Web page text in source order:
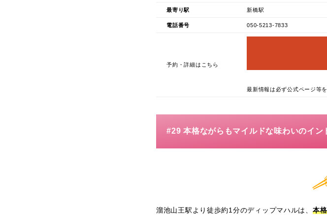
最寄り駅 新橋駅
電話番号 050-5213-7833
予約・詳細はこちら
最新情報は必ず公式ページ等
#29 本格ながらもマイルドな味わいのイン
溜池山王駅より徒歩約1分のディップマハルは、 本